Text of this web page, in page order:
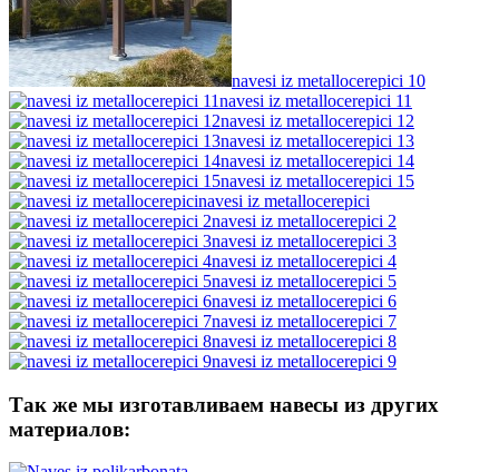
navesi iz metallocerepici 10
navesi iz metallocerepici 11
navesi iz metallocerepici 12
navesi iz metallocerepici 13
navesi iz metallocerepici 14
navesi iz metallocerepici 15
navesi iz metallocerepici
navesi iz metallocerepici 2
navesi iz metallocerepici 3
navesi iz metallocerepici 4
navesi iz metallocerepici 5
navesi iz metallocerepici 6
navesi iz metallocerepici 7
navesi iz metallocerepici 8
navesi iz metallocerepici 9
Так же мы изготавливаем навесы из других
материалов: